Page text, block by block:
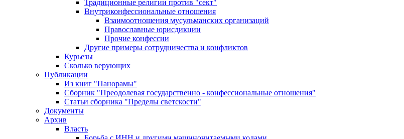
Традиционные религии против "сект"
Внутриконфессиональные отношения
Взаимоотношения мусульманских организаций
Православные юрисдикции
Прочие конфессии
Другие примеры сотрудничества и конфликтов
Курьезы
Сколько верующих
Публикации
Из книг "Панорамы"
Сборник "Преодолевая государственно - конфессиональные отношения"
Статьи сборника "Пределы светскости"
Документы
Архив
Власть